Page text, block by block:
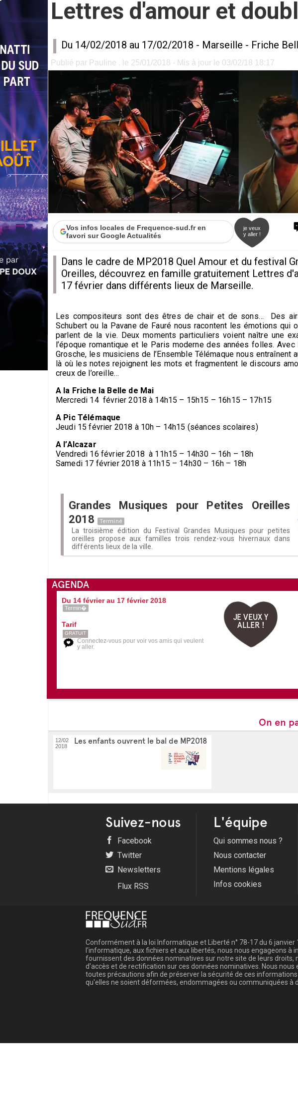
Lettres d'amour et
Du 14/02/2018 au 17/02/2018 - Marseille - Friche
Publié par Pauline . le 25/01/2018 - Mis à jour le 03/02/18 18:17
Vos infos locales de Frequence-sud.fr en
favori sur Google Actualités
je veux
y aller !
Dans le cadre de MP2018 Quel Amour et du festival
Oreilles, découvrez en famille gratuitement Lettres
17 février dans différents lieux de Marseille.
Les compositeurs sont des êtres de chair et de sons… Des
Schubert ou la Pavane de Fauré nous racontent les émotions
parlent de la vie. Deux moments particuliers voient naître une
l’époque romantique et le Paris moderne des années folles.
Grosche, les musiciens de l’Ensemble Télémaque nous
là où les notes rejoignent les mots et fragmentent le discours
creux de l’oreille…
A la Friche la Belle de Mai
Mercredi 14 février 2018 à 14h15 – 15h15 – 16h15 – 17h15
A Pic Télémaque
Jeudi 15 février 2018 à 10h – 14h15 (séances scolaires)
A l’Alcazar
Vendredi 16 février 2018 à 11h15 – 14h30 – 16h – 18h
Samedi 17 février 2018 à 11h15 – 14h30 – 16h – 18h
Grandes Musiques pour Petites Oreilles
2018
Terminé
La troisième édition du Festival Grandes Musiques pour petites
oreilles propose aux familles trois rendez-vous hivernaux dans
différents lieux de la ville.
AGENDA
Du 14 février au 17 février 2018
Termin�
Tarif
GRATUIT
Connectez-vous pour voir vos amis qui veulent
y aller.
JE VEUX Y
ALLER !
On en
12/02
2018
Les enfants ouvrent le bal de MP2018
Suivez-nous
Facebook
Twitter
Newsletters
Flux RSS
L'équipe
Qui sommes nous ?
Nous contacter
Mentions légales
Infos cookies
Conformément à la loi Informatique et Liberté n° 78-17 du 6 janvier
l'informatique, aux fichiers et aux libertés, nous nous engageons à
fournissent des données nominatives sur notre site de leurs droits,
d'accès et de rectification sur ces données nominatives. Nous nous
toutes précautions afin de préserver la sécurité de ces
qu'elles ne soient déformées, endommagées ou communiquées à